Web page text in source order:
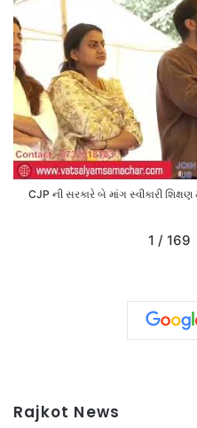
CJP ની સરકારે બે માંગ સ્વીકારી
1 / 169
Rajkot News